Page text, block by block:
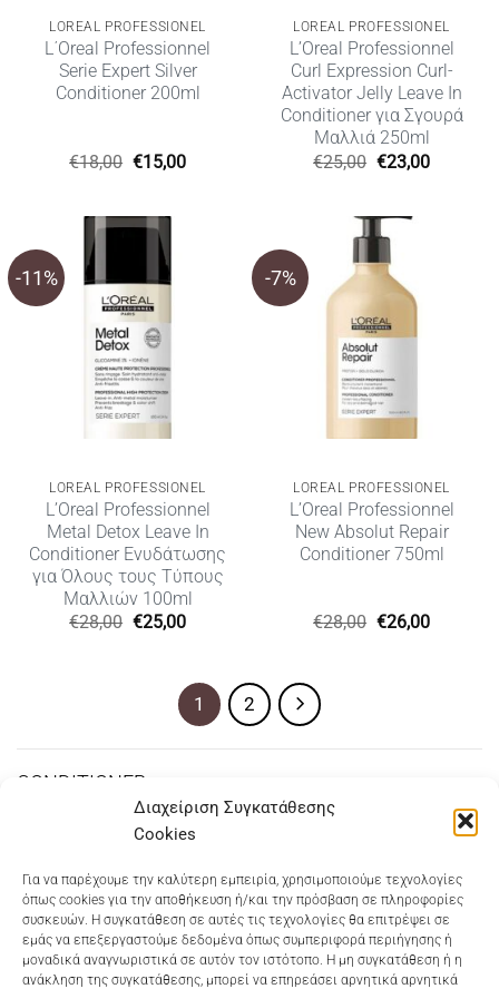
Διαχείριση Συγκατάθεσης
Cookies
Για να παρέχουμε την καλύτερη εμπειρία, χρησιμοποιούμε τεχνολογίες
όπως cookies για την αποθήκευση ή/και την πρόσβαση σε πληροφορίες
συσκευών. Η συγκατάθεση σε αυτές τις τεχνολογίες θα επιτρέψει σε
εμάς να επεξεργαστούμε δεδομένα όπως συμπεριφορά περιήγησης ή
μοναδικά αναγνωριστικά σε αυτόν τον ιστότοπο. Η μη συγκατάθεση ή η
ανάκληση της συγκατάθεσης, μπορεί να επηρεάσει αρνητικά αρνητικά
LOREAL PROFESSIONEL
L΄Oreal Professionnel
Serie Expert Silver
Conditioner 200ml
€18,00 Original
price
€18,00.
€15,00Η
LOREAL PROFESSIONEL
L’Oreal Professionnel
Curl Expression Curl-
Activator Jelly Leave In
Conditioner για Σγουρά
Μαλλιά 250ml
€25,00 Original
price
€25,00.
€23,00Η
-11%
LOREAL PROFESSIONEL
L’Oreal Professionnel
Metal Detox Leave In
Conditioner Ενυδάτωσης
για Όλους τους Τύπους
Μαλλιών 100ml
€28,00 Original
€25,00Η
€25,00.
-7%
LOREAL PROFESSIONEL
L’Oreal Professionnel
New Absolut Repair
Conditioner 750ml
€28,00 Original
€26,00Η
1 2
CONDITIONER
Dioni Hair Care, Ζυμβρακάκηδων 33, τηλ 28210
91906
Dioni Hair Spa, Κ. Σφακιανάκη 5, τηλ 28210 94712